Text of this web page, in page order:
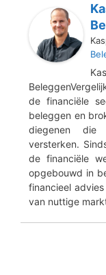
de financiële
beleggen en
diegenen die
versterken.
de financiële
opgebouwd in
financieel
van nuttige